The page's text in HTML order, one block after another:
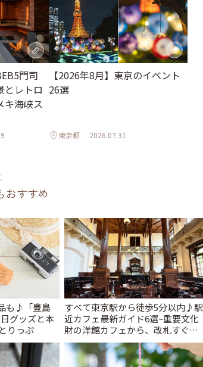
門司
とレトロ
キ海峡ス
【2026年8月】東京のイベント
26選
東京都 2026.07.31
おすすめ
も♪「豊島
グッズと本
りっぷ
すべて東京駅から徒歩5分以内♪駅
近カフェ最新ガイド6選~重要文化
財の洋館カフェから、改札すぐの
レトロ喫茶まで~ | ことりっぷ